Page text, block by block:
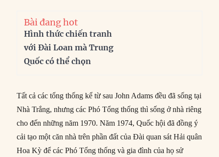
Bài đang hot
Hình thức chiến tranh
với Đài Loan mà Trung
Quốc có thể chọn
Tất cả các tổng thống kể từ sau John Adams đều đã sống tại
Nhà Trắng, nhưng các Phó Tổng thống thì sống ở nhà riêng
cho đến những năm 1970. Năm 1974, Quốc hội đã đồng ý
cải tạo một căn nhà trên phần đất của Đài quan sát Hải quân
Hoa Kỳ để các Phó Tổng thống và gia đình của họ sử